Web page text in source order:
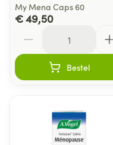
My Mena Caps 60
€ 49,50
Bestel